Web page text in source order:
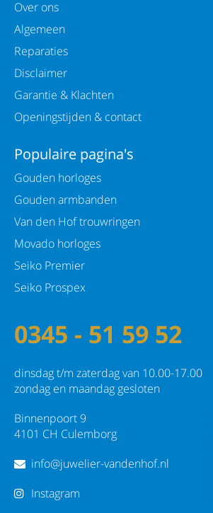
Over ons
Algemeen
Reparaties
Disclaimer
Garantie & Klachten
Openingstijden & contact
Populaire pagina's
Gouden horloges
Gouden armbanden
Van den Hof trouwringen
Movado horloges
Seiko Premier
Seiko Prospex
0345 - 51 59 52
dinsdag t/m zaterdag van 10.00-17.00
zondag en maandag gesloten
Binnenpoort 9
4101 CH Culemborg
info@juwelier-vandenhof.nl
Instagram